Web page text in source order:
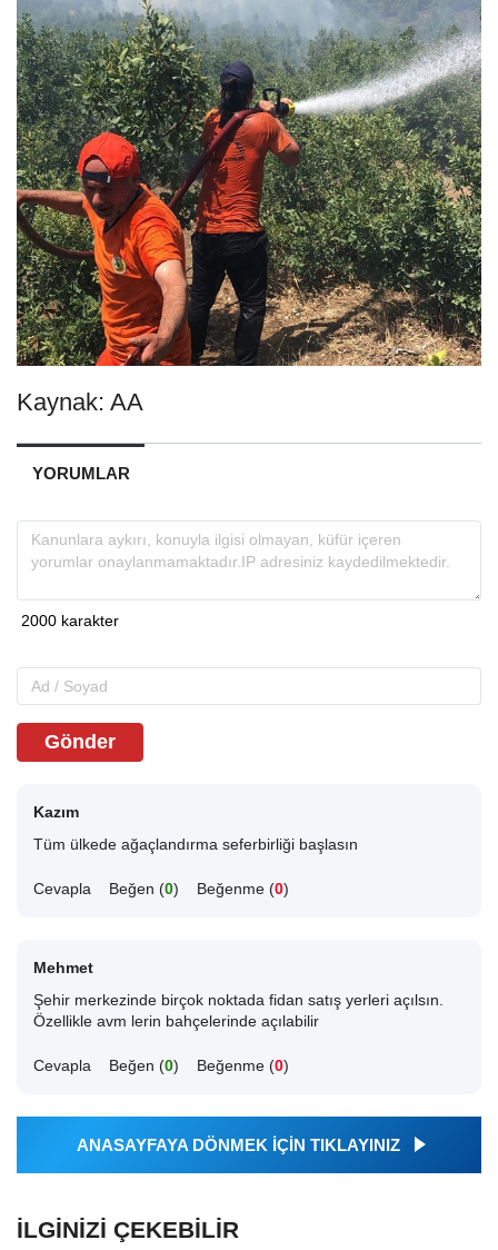
Kaynak: AA
YORUMLAR
Gönder
Kazım
Tüm ülkede ağaçlandırma seferbirliği başlasın
Cevapla Beğen (0) Beğenme (0)
Mehmet
Şehir merkezinde birçok noktada fidan satış yerleri açılsın.
Özellikle avm lerin bahçelerinde açılabilir
Cevapla Beğen (0) Beğenme (0)
ANASAYFAYA DÖNMEK İÇİN TIKLAYINIZ
İLGINIZI ÇEKEBILIR